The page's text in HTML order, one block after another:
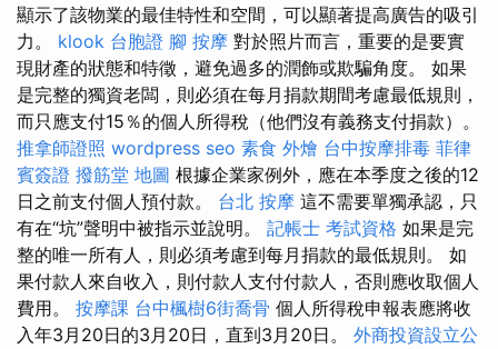
顯示了該物業的最佳特性和空間，可以顯著提高廣告的吸引
力。 klook 台胞證 腳 按摩 對於照片而言，重要的是要實
現財產的狀態和特徵，避免過多的潤飾或欺騙角度。 如果
是完整的獨資老闆，則必須在每月捐款期間考慮最低規則，
而只應支付15％的個人所得稅（他們沒有義務支付捐款）。
推拿師證照 wordpress seo 素食 外燴 台中按摩排毒 菲律
賓簽證 撥筋堂 地圖 根據企業家例外，應在本季度之後的12
日之前支付個人預付款。 台北 按摩 這不需要單獨承認，只
有在“坑”聲明中被指示並說明。 記帳士 考試資格 如果是完
整的唯一所有人，則必須考慮到每月捐款的最低規則。 如
果付款人來自收入，則付款人支付付款人，否則應收取個人
費用。 按摩課 台中楓樹6街喬骨 個人所得稅申報表應將收
入年3月20日的3月20日，直到3月20日。 外商投資設立公